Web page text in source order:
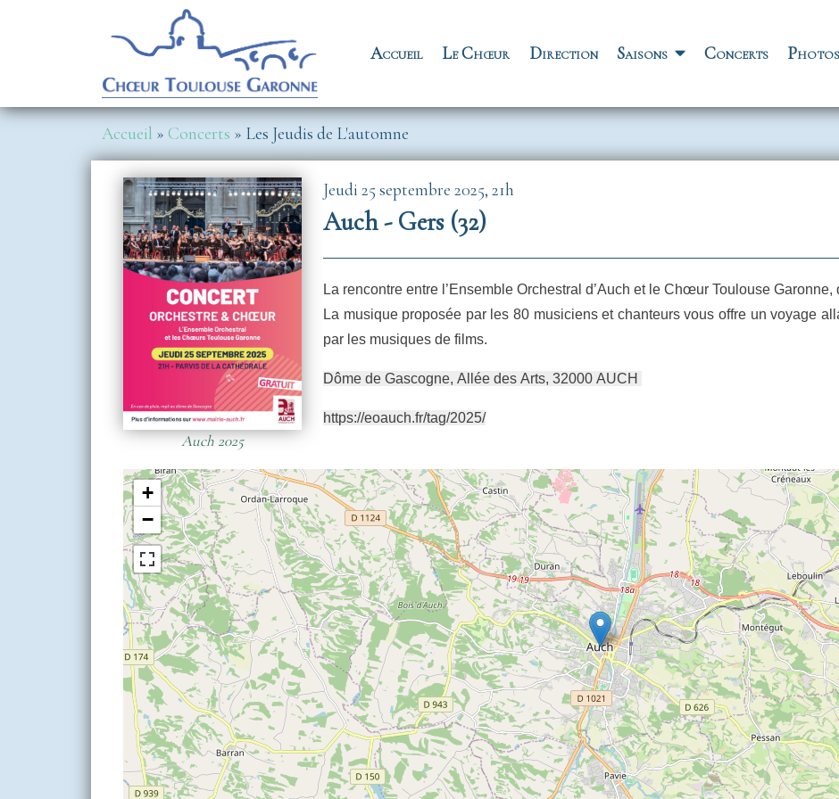
Navigation principale
Accueil Le Chœur Direction Saisons Concerts Photos
Fil d'Ariane
Accueil Concerts Les Jeudis de L'automne
Image
Auch 2025
Jeudi 25 septembre 2025, 21h
Auch - Gers (32)
La rencontre entre l’Ensemble Orchestral d’Auch et le Chœur Toulouse
La musique proposée par les 80 musiciens et chanteurs vous offre un voyage
par les musiques de films.
Dôme de Gascogne, Allée des Arts, 32000 AUCH
https://eoauch.fr/tag/2025/
+
−